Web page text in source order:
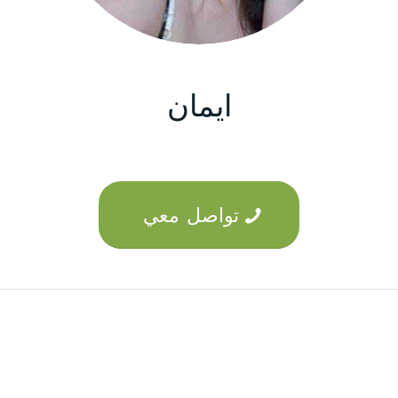
ايمان
تواصل معي